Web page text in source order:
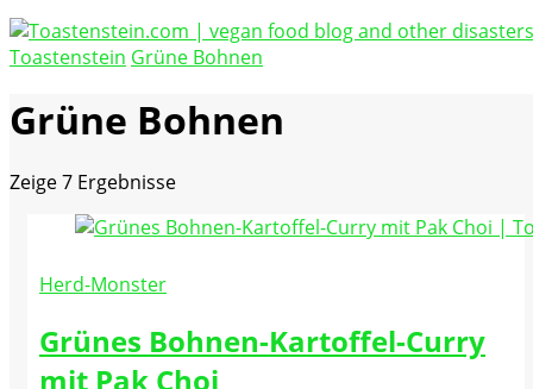
Toastenstein.com
Toastenstein Grüne Bohnen
Grüne Bohnen
Zeige7 Ergebnisse
Herd-Monster
Grünes Bohnen-Kartoffel-Curry
mit Pak Choi